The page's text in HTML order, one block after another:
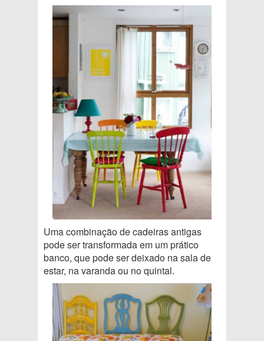
Uma combinação de cadeiras antigas
pode ser transformada em um prático
banco, que pode ser deixado na sala de
estar, na varanda ou no quintal.